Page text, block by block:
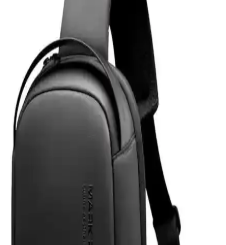
Powerway 128 GB USB 3.0 Metal Mini Flash Bellek
İnceleme ve Kullanım Özellikleri
Powerway 128 GB USB 3.0 metal mini bellek, yüksek hız ve
dayanıklılık sunan taşınabilir depolama çözümüdür. Şık tasarımı ve
geniş kapasitesiyle büyük dosya transferlerinde avantaj sağlar.
Z-Mobile MacBook Air M2 ve M3 13.6 İnç Koruma
Seti Detaylı İnceleme ve Analiz
Z-Mobile'ın MacBook Air M2 ve M3 modelleriyle uyumlu 13.6 inç
koruma seti, şeffaf tasarımı ve dayanıklı malzemeleriyle cihazınızı
estetik ve güvenle korur, kullanıcı memnuniyetini artırır.
Eyfel Efs-2500 Güç Kaynağı: Temel Özellikler ve
Kullanıcı Değerlendirmeleri
Eyfel Efs-2500, 250W güç çıkışıyla temel bilgisayar ihtiyaçlarına
uygun, fanlı soğutmalı ve dayanıklılık sorunlarıyla dikkat çeken bir
HP 255 G8 Dizüstü Bilgisayar İncelemesi: Günlük
Kullanım İçin Dengeli ve Güçlü Model